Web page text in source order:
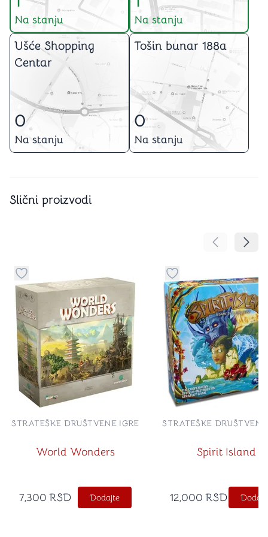
Na stanju Na stanju
Ušće Shopping
Centar
0
Na stanju
Tošin bunar 188a
0
Na stanju
Slični proizvodi
Pomeranje
Dugme za dodavanje stvari u kategoriju omiljeno
World Wonders
STRATEŠKE DRUŠTVENE IGRE
7,300 RSD Dodajte
Dugme za dodavanje
Spirit Island
STRATEŠKE
12,000 RSD